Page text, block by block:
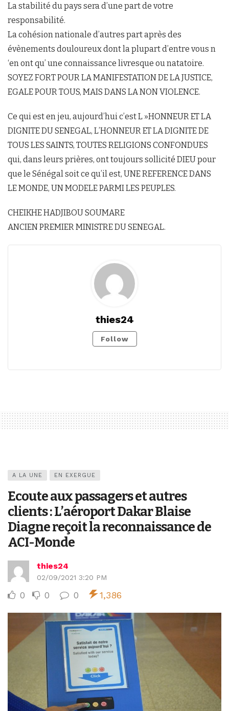
La stabilité du pays sera d’une part de votre
responsabilité.
La cohésion nationale d’autres part après des
évènements douloureux dont la plupart d’entre vous n
‘en ont qu’ une connaissance livresque ou natatoire.
SOYEZ FORT POUR LA MANIFESTATION DE LA JUSTICE,
EGALE POUR TOUS, MAIS DANS LA NON VIOLENCE.
Ce qui est en jeu, aujourd’hui c’est L »HONNEUR ET LA
DIGNITE DU SENEGAL, L’HONNEUR ET LA DIGNITE DE
TOUS LES SAINTS, TOUTES RELIGIONS CONFONDUES
qui, dans leurs prières, ont toujours sollicité DIEU pour
que le Sénégal soit ce qu’il est, UNE REFERENCE DANS
LE MONDE, UN MODELE PARMI LES PEUPLES.
CHEIKHE HADJIBOU SOUMARE
ANCIEN PREMIER MINISTRE DU SENEGAL.
thies24
Follow
A LA UNE EN EXERGUE
Ecoute aux passagers et autres
clients : L’aéroport Dakar Blaise
Diagne reçoit la reconnaissance de
ACI-Monde
thies24
02/09/2021 3:20 PM
0 0 0 1,386